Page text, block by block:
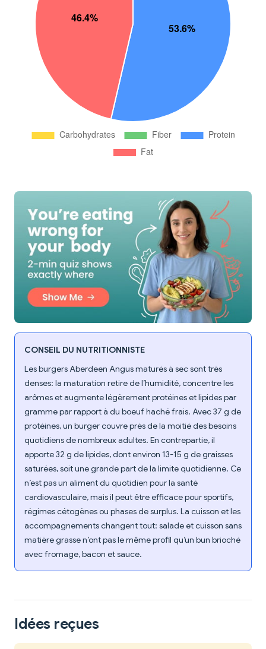
CONSEIL DU NUTRITIONNISTE
Les burgers Aberdeen Angus maturés à sec sont très
denses: la maturation retire de l’humidité, concentre les
arômes et augmente légèrement protéines et lipides par
gramme par rapport à du boeuf haché frais. Avec 37 g de
protéines, un burger couvre près de la moitié des besoins
quotidiens de nombreux adultes. En contrepartie, il
apporte 32 g de lipides, dont environ 13-15 g de graisses
saturées, soit une grande part de la limite quotidienne. Ce
n’est pas un aliment du quotidien pour la santé
cardiovasculaire, mais il peut être efficace pour sportifs,
régimes cétogènes ou phases de surplus. La cuisson et les
accompagnements changent tout: salade et cuisson sans
matière grasse n’ont pas le même profil qu’un bun brioché
avec fromage, bacon et sauce.
Idées reçues